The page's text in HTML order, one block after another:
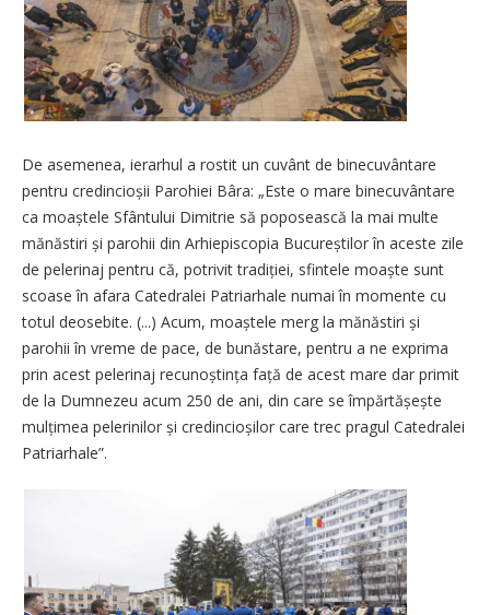
De asemenea, ierarhul a rostit un cuvânt de binecuvântare
pentru credincioșii Parohiei Bâra: „Este o mare binecuvântare
ca moaștele Sfântului Dimitrie să poposească la mai multe
mănăstiri și parohii din Arhiepiscopia Bucureștilor în aceste zile
de pelerinaj pentru că, potrivit tradiției, sfintele moaște sunt
scoase în afara Catedralei Patriarhale numai în momente cu
totul deosebite. (...) Acum, moaștele merg la mănăstiri și
parohii în vreme de pace, de bunăstare, pentru a ne exprima
prin acest pelerinaj recunoștința față de acest mare dar primit
de la Dumnezeu acum 250 de ani, din care se împărtășește
mulțimea pelerinilor și credincioșilor care trec pragul Catedralei
Patriarhale”.